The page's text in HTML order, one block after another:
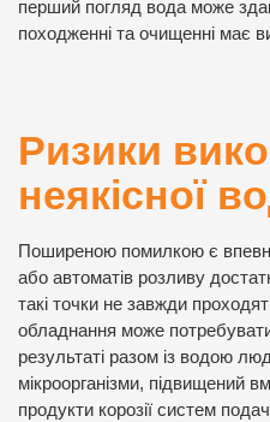
перший погляд вода може
походженні та очищенні має
Ризики
неякісної
Поширеною помилкою є
або автоматів розливу
такі точки не завжди
обладнання може
результаті разом із водою
мікроорганізми, підвищений
продукти корозії систем